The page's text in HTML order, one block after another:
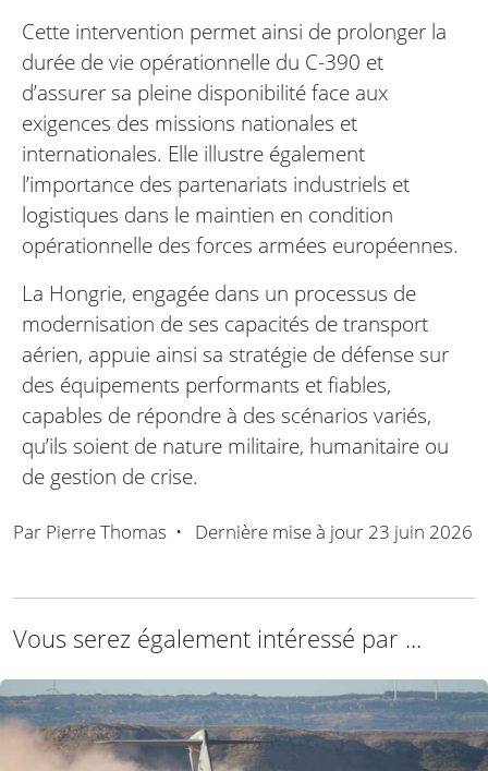
Cette intervention permet ainsi de prolonger la
durée de vie opérationnelle du C-390 et
d’assurer sa pleine disponibilité face aux
exigences des missions nationales et
internationales. Elle illustre également
l’importance des partenariats industriels et
logistiques dans le maintien en condition
opérationnelle des forces armées européennes.
La Hongrie, engagée dans un processus de
modernisation de ses capacités de transport
aérien, appuie ainsi sa stratégie de défense sur
des équipements performants et fiables,
capables de répondre à des scénarios variés,
qu’ils soient de nature militaire, humanitaire ou
de gestion de crise.
Par Pierre Thomas • Dernière mise à jour 23 juin 2026
Vous serez également intéressé par ...